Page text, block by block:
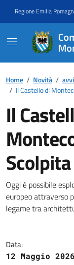
Regione Emilia
Contenuti
Home / Novità /
/ Il Castello di
Il
Dettagli
Oggi è possibile
europeo attraverso
legame tra
Data:
12 Maggio 2026